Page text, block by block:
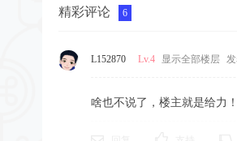
精彩评论 6
L152870 Lv.4 显示全部楼层
啥也不说了，楼主就是给力！